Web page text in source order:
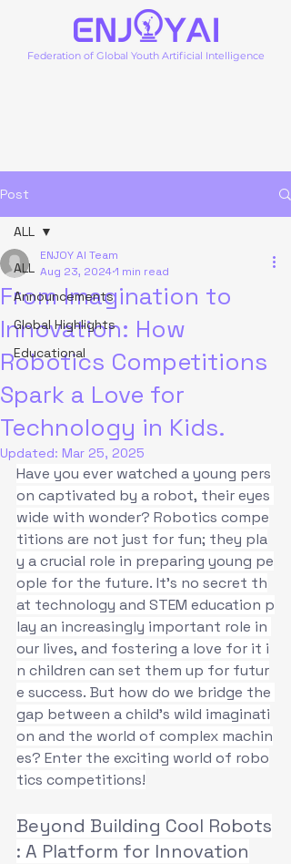
Federation of Global Youth Artificial Intelligence
Post
ALL
Announcements
Global Highlights
Educational
ALL
From Imagination to
Innovation: How
Robotics Competitions
Spark a Love for
Technology in Kids.
ENJOY AI Team
Aug 23, 20241 min read
Updated: Mar 25, 2025
Have you ever watched a young pers
on captivated by a robot, their eyes
wide with wonder? Robotics compe
titions are not just for fun; they pla
y a crucial role in preparing young pe
ople for the future. It’s no secret th
at technology and STEM education p
lay an increasingly important role in
our lives, and fostering a love for it i
n children can set them up for futur
e success. But how do we bridge the
gap between a child’s wild imaginati
on and the world of complex machin
es? Enter the exciting world of robo
tics competitions!
Beyond Building Cool Robots
: A Platform for Innovation